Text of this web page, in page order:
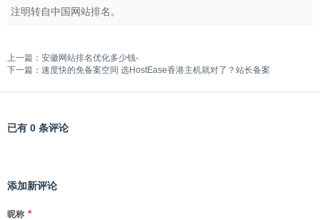
注明转自中国网站排名 。
上一篇： 安徽网站排名优化多少钱-
下一篇： 速度快的免备案空间 选HostEase香港主机就对了？站长备案
已有 0 条评论
添加新评论
昵称 *